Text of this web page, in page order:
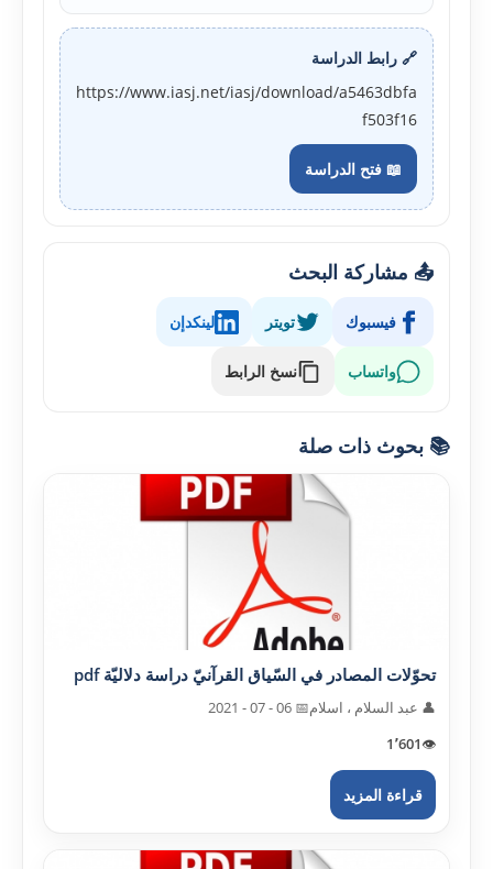
🔗 رابط الدراسة
https://www.iasj.net/iasj/download/a5463dbfa
f503f16
📖 فتح الدراسة
📤 مشاركة البحث
فيسبوك تويتر لينكدإن
واتساب نسخ الرابط
📚 بحوث ذات صلة
تحوّلات المصادر في السّياق القرآنيّ دراسة دلاليّة pdf
👤 عبد السلام ، اسلام📅 06 - 07 - 2021
👁️1٬601
قراءة المزيد